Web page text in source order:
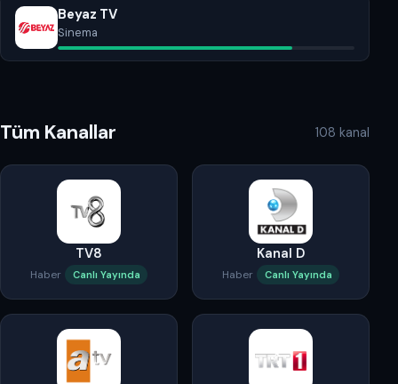
Beyaz TV
Sinema
Tüm Kanallar 108 kanal
TV8
Haber Canlı Yayında
Kanal D
Haber Canlı Yayında